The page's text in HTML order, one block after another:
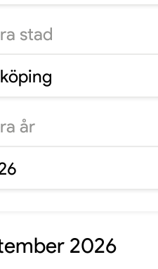
stad
år
2026